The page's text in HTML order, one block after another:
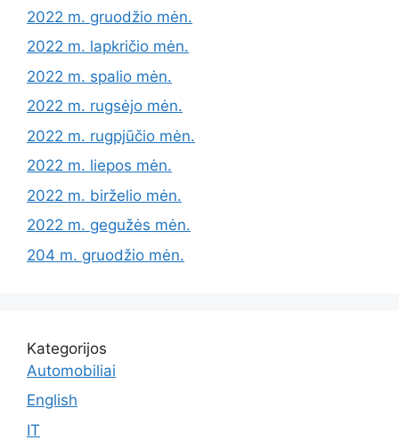
2022 m. gruodžio mėn.
2022 m. lapkričio mėn.
2022 m. spalio mėn.
2022 m. rugsėjo mėn.
2022 m. rugpjūčio mėn.
2022 m. liepos mėn.
2022 m. birželio mėn.
2022 m. gegužės mėn.
204 m. gruodžio mėn.
Kategorijos
Automobiliai
English
IT